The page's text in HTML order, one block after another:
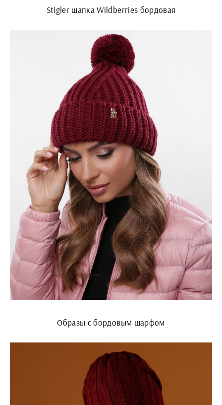
Stigler шапка Wildberries бордовая
Образы с бордовым шарфом